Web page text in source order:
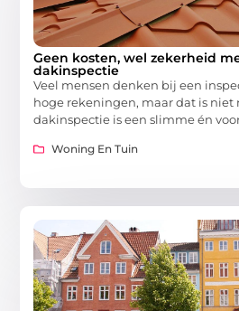
Geen kosten, wel zekerheid
dakinspectie
Veel mensen denken bij een
hoge rekeningen, maar dat is niet
dakinspectie is een slimme én
Woning En Tuin